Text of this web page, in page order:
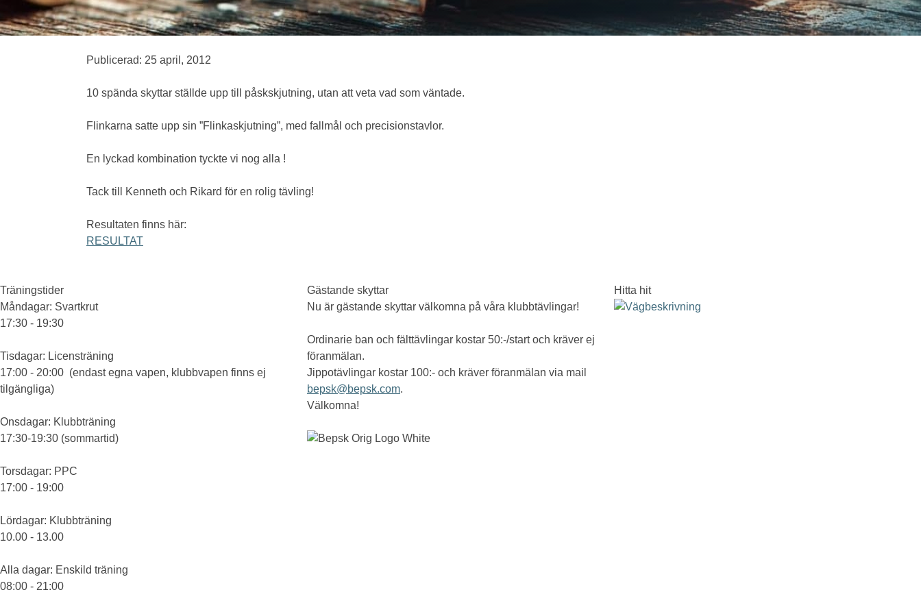
Publicerad: 25 april, 2012
10 spända skyttar ställde upp till påskskjutning, utan att veta vad som väntade.
Flinkarna satte upp sin ”Flinkaskjutning”, med fallmål och precisionstavlor.
En lyckad kombination tyckte vi nog alla !
Tack till Kenneth och Rikard för en rolig tävling!
Resultaten finns här:
RESULTAT
Träningstider
Måndagar: Svartkrut
17:30 - 19:30
Tisdagar: Licensträning
17:00 - 20:00 (endast egna vapen, klubbvapen finns ej
tilgängliga)
Onsdagar: Klubbträning
17:30-19:30 (sommartid)
Torsdagar: PPC
17:00 - 19:00
Lördagar: Klubbträning
10.00 - 13.00
Alla dagar: Enskild träning
08:00 - 21:00
Gästande skyttar
Nu är gästande skyttar välkomna på våra klubbtävlingar!
Ordinarie ban och fälttävlingar kostar 50:-/start och kräver ej
föranmälan.
Jippotävlingar kostar 100:- och kräver föranmälan via mail
bepsk@bepsk.com.
Välkomna!
Hitta hit